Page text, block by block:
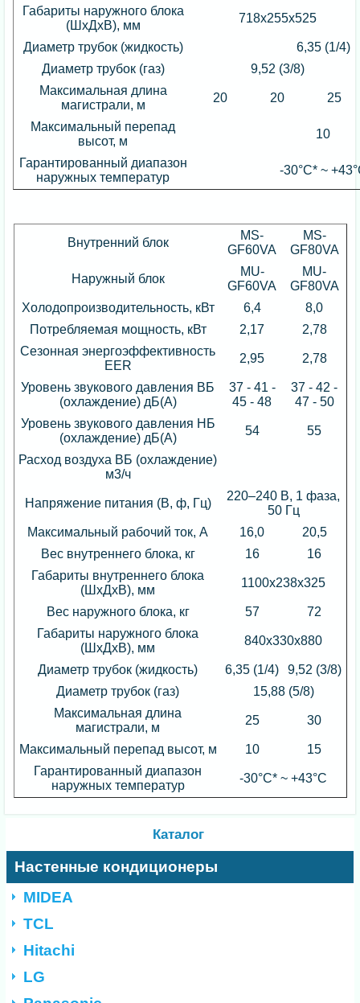
Габариты наружного блока
(ШхДхВ), мм
718x255x525
Диаметр трубок (жидкость)
6,35 (1/4)
Диаметр трубок (газ)
9,52 (3/8)
Максимальная длина
магистрали, м
20 20 25
Максимальный перепад
высот, м
10
Гарантированный диапазон
наружных температур
-30°С* ~
Внутренний блок
MS-
GF60VA
MS-
GF80VA
Наружный блок
MU-
GF60VA
MU-
GF80VA
Холодопроизводительность, кВт
6,4
8,0
Потребляемая мощность, кВт
2,17
2,78
Сезонная энергоэффективность
EER
2,95 2,78
Уровень звукового давления ВБ
(охлаждение) дБ(А)
37 - 41 -
45 - 48
37 - 42 -
47 - 50
Уровень звукового давления НБ
(охлаждение) дБ(А)
54 55
Расход воздуха ВБ (охлаждение)
м3/ч
Напряжение питания (В, ф, Гц)
220–240 B, 1 фаза,
50 Гц
Максимальный рабочий ток, А
16,0
20,5
Вес внутреннего блока, кг
16
16
Габариты внутреннего блока
(ШхДхВ), мм
1100х238х325
Вес наружного блока, кг 57
72
Габариты наружного блока
(ШхДхВ), мм
840x330x880
Диаметр трубок (жидкость) 6,35 (1/4)
9,52 (3/8)
Диаметр трубок (газ)
15,88 (5/8)
Максимальная длина
магистрали, м
25 30
Максимальный перепад высот, м 10
15
Гарантированный диапазон
наружных температур
-30°С* ~ +43°С
Каталог
Настенные кондиционеры
MIDEA
TCL
Hitachi
LG